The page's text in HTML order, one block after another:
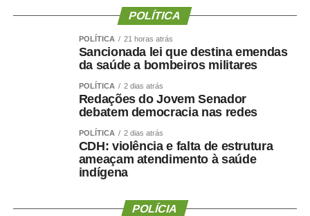
créditos extraordinários para apoiar famílias atingidas por
) e em Pernambuco e na Paraíba (
), além de ações de combate a incêndios
MP 1.367/2026
As MPs que liberam créditos extraordinários em
situações de urgência permitem o uso dos recursos de
imediato. Ainda assim, o Congresso Nacional deve
analisar cada medida provisória no máximo em 120 dias.
Se aprovada, ela se converte em lei, o que mantém o
contrário, o governo federal dispõe dos valores apenas
POLÍTICA
POLÍTICA 21 horas atrás
Sancionada lei que destina emendas
da saúde a bombeiros militares
POLÍTICA 2 dias atrás
Redações do Jovem Senador
debatem democracia nas redes
POLÍTICA 2 dias atrás
CDH: violência e falta de estrutura
ameaçam atendimento à saúde
indígena
POLÍCIA